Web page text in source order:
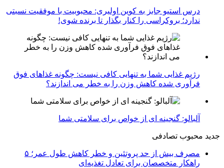
درس استیو جابز به کوین اولیری: محبوبیت با موفقیت نسبتی
ندارد؛ بروکراسی را کنار بگذار تا برنده شوی!
رژیم غذایی شما به تنهایی کافی نیست: چگونه غذاهای فوق
فرآوری شده کاهش وزن را به خطر می اندازند؟
آلبالو: گنجینه ای از خواص برای سلامتی شما
جدید محبوب تصادفی
مصرف بیش از حد پروتئین و خطر کاهش طول عمر؛ ۵
راهکار متخصصان برای تعادل تغذیه‌ای